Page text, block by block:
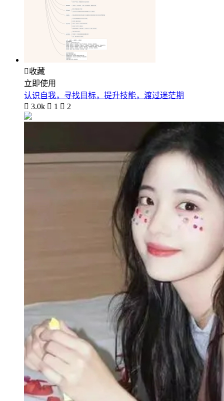
收藏
立即使用
认识自我，寻找目标，提升技能，渡过迷茫期
 3.0k  1  2